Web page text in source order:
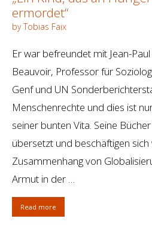
BÜCHER
UNTERWEGS
MEDIEN
LINKS
ermordet“
by Tobias Faix
Er war befreundet mit Jean-
Beauvoir, Professor für
Genf und UN
Menschenrechte und dies ist
seiner bunten Vita. Seine
übersetzt und beschäftigen
Zusammenhang von
Armut in der …
Read more